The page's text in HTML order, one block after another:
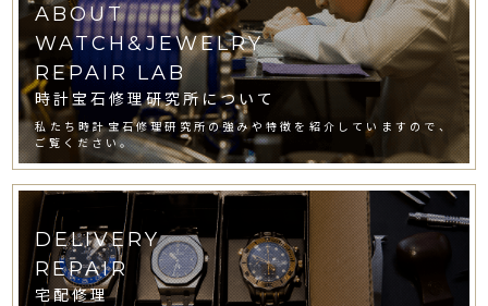
ABOUT
WATCH&JEWELRY
REPAIR LAB
時計宝石修理研究所について
私たち時計宝石修理研究所の強みや特徴を紹介していますので、
ご覧ください。
DELIVERY
REPAIR
宅配修理